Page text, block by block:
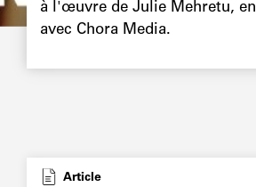
à l'œuvre de Julie Mehretu,
avec Chora Media.
TypeArticle